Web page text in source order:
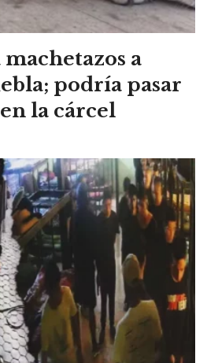
a
podría pasar
en la cárcel